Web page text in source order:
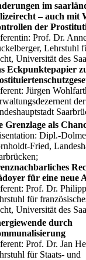
im
– auch mit
der
Prof. Dr.
Lehrstuhl
Universität des
Eckpunktepapier
Jürgen
der
Grenzlage als
Dipl.-
Fried,
für eine neue
Prof. Dr.
für
Universität des
durch
Prof. Dr. Jan
für Staats- und